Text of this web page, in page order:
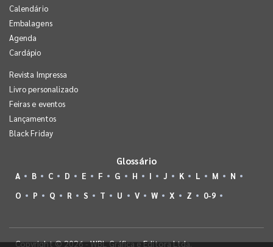
Calendário
Embalagens
Agenda
Cardápio
Revista Impressa
Livro personalizado
Feiras e eventos
Lançamentos
Black Friday
Glossário
A B C D E F G H I J K L M
N
O
P Q R S T U V W X Z 0-9
Copyright © 2026 - WBL Gráfica e Editora Ltda.